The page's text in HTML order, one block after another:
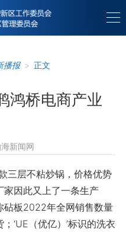
播报 > 正文
鸿桥电商产业
新闻网
层不粘炒锅，价格优势
家因此又上了一条生产
砧板2022年全网销售数量
‘UE（优亿）’标识的洗衣